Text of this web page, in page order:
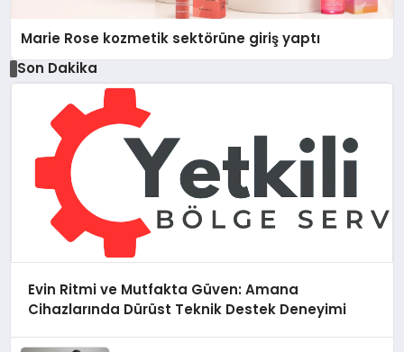
Marie Rose kozmetik sektörüne giriş yaptı
Son Dakika
Evin Ritmi ve Mutfakta Güven: Amana
Cihazlarında Dürüst Teknik Destek Deneyimi